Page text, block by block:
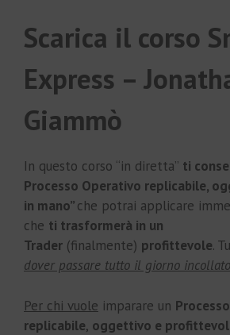
Scarica il corso
Express –
Giammò
In questo corso “in diretta” ti
Processo Operativo replicabile,
in mano”che potrai applicare
che ti trasformerà in un
Trader (finalmente) profittevole.
dover passare tutto il giorno
Per chi vuole imparare un
replicabile, oggettivo e